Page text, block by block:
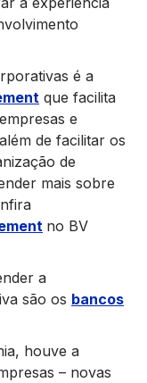
é a
que facilita
e
de facilitar os
de
mais sobre
no BV
a
são os bancos
houve a
– novas